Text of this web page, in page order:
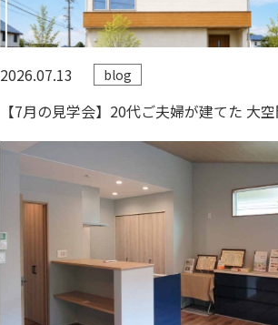
2026.07.13 blog
【7月の見学会】20代ご夫婦が建てた 大